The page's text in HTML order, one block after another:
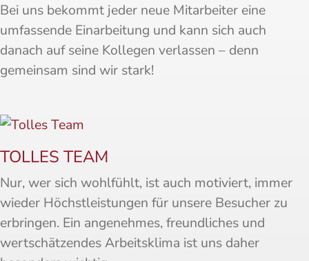
Bei uns bekommt jeder neue Mitarbeiter eine
umfassende Einarbeitung und kann sich auch
danach auf seine Kollegen verlassen – denn
gemeinsam sind wir stark!
TOLLES TEAM
Nur, wer sich wohlfühlt, ist auch motiviert, immer
wieder Höchstleistungen für unsere Besucher zu
erbringen. Ein angenehmes, freundliches und
wertschätzendes Arbeitsklima ist uns daher